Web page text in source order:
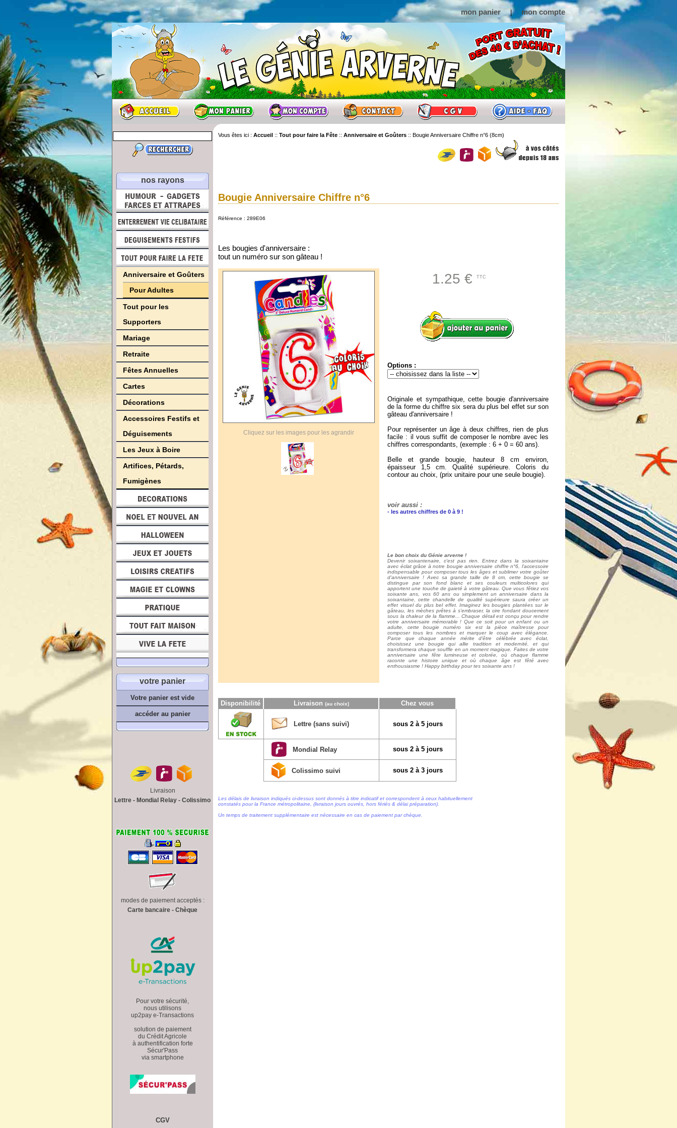
mon panier | mon compte
nos rayons
Anniversaire et Goûters
Pour Adultes
Tout pour les
Supporters
Mariage
Retraite
Fêtes Annuelles
Cartes
Décorations
Accessoires Festifs et
Déguisements
Les Jeux à Boire
Artifices, Pétards,
Fumigènes
votre panier
Votre panier est vide
accéder au panier
Livraison
Lettre - Mondial Relay - Colissimo
modes de paiement acceptés :
Carte bancaire - Chèque
Pour votre sécurité,
nous utilisons
up2pay e-Transactions
solution de paiement
du Crédit Agricole
à authentification forte
Sécur'Pass
via smartphone
CGV
Vous êtes ici : Accueil :: Tout pour faire la Fête :: Anniversaire et Goûters :: Bougie Anniversaire Chiffre n°6 (8cm)
Bougie Anniversaire Chiffre n°6
Référence : 289E06
Les bougies d'anniversaire :
tout un numéro sur son gâteau !
1.25 € TTC
Options :
Originale et sympathique, cette bougie d'anniversaire
de la forme du chiffre six sera du plus bel effet sur son
gâteau d'anniversaire !
Pour représenter un âge à deux chiffres, rien de plus
facile : il vous suffit de composer le nombre avec les
chiffres correspondants, (exemple : 6 + 0 = 60 ans).
Belle et grande bougie, hauteur 8 cm environ,
épaisseur 1,5 cm. Qualité supérieure. Coloris du
contour au choix, (prix unitaire pour une seule bougie).
voir aussi :
- les autres chiffres de 0 à 9 !
Le bon choix du Génie arverne !
Devenir soixantenaire, c'est pas rien. Entrez dans la soixantaine
avec éclat grâce à notre bougie anniversaire chiffre n°6, l'accessoire
indispensable pour composer tous les âges et sublimer votre goûter
d'anniversaire ! Avec sa grande taille de 8 cm, cette bougie se
distingue par son fond blanc et ses couleurs multicolores qui
apportent une touche de gaieté à votre gâteau. Que vous fêtiez vos
soixante ans, vos 60 ans ou simplement un anniversaire dans la
soixantaine, cette chandelle de qualité supérieure saura créer un
effet visuel du plus bel effet. Imaginez les bougies plantées sur le
gâteau, les mèches prêtes à s'embraser, la cire fondant doucement
sous la chaleur de la flamme... Chaque détail est conçu pour rendre
votre anniversaire mémorable ! Que ce soit pour un enfant ou un
adulte, cette bougie numéro six est la pièce maîtresse pour
composer tous les nombres et marquer le coup avec élégance.
Parce que chaque année mérite d'être célébrée avec éclat,
choisissez une bougie qui allie tradition et modernité, et qui
transformera chaque souffle en un moment magique. Faites de votre
anniversaire une fête lumineuse et colorée, où chaque flamme
raconte une histoire unique et où chaque âge est fêté avec
enthousiasme ! Happy birthday pour tes soixante ans !
Cliquez sur les images pour les agrandir
Disponibilité Livraison (au choix) Chez vous
Lettre (sans suivi) sous 2 à 5 jours
Mondial Relay sous 2 à 5 jours
Colissimo suivi sous 2 à 3 jours
Les délais de livraison indiqués ci-dessus sont donnés à titre indicatif et correspondent à ceux habituellement
constatés pour la France métropolitaine, (livraison jours ouvrés, hors fériés & délai préparation).
Un temps de traitement supplémentaire est nécessaire en cas de paiement par chèque.